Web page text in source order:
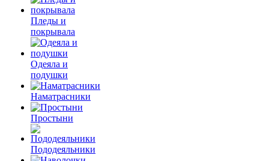
Пледы и
покрывала
Одеяла и
подушки
Наматрасники
Простыни
Пододеяльники